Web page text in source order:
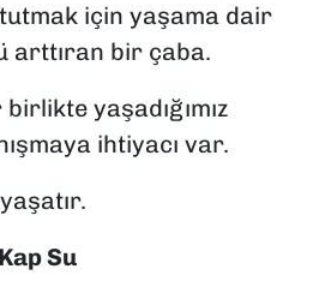
için yaşama dair
arttıran bir çaba.
yaşadığımız
ihtiyacı var.
Su